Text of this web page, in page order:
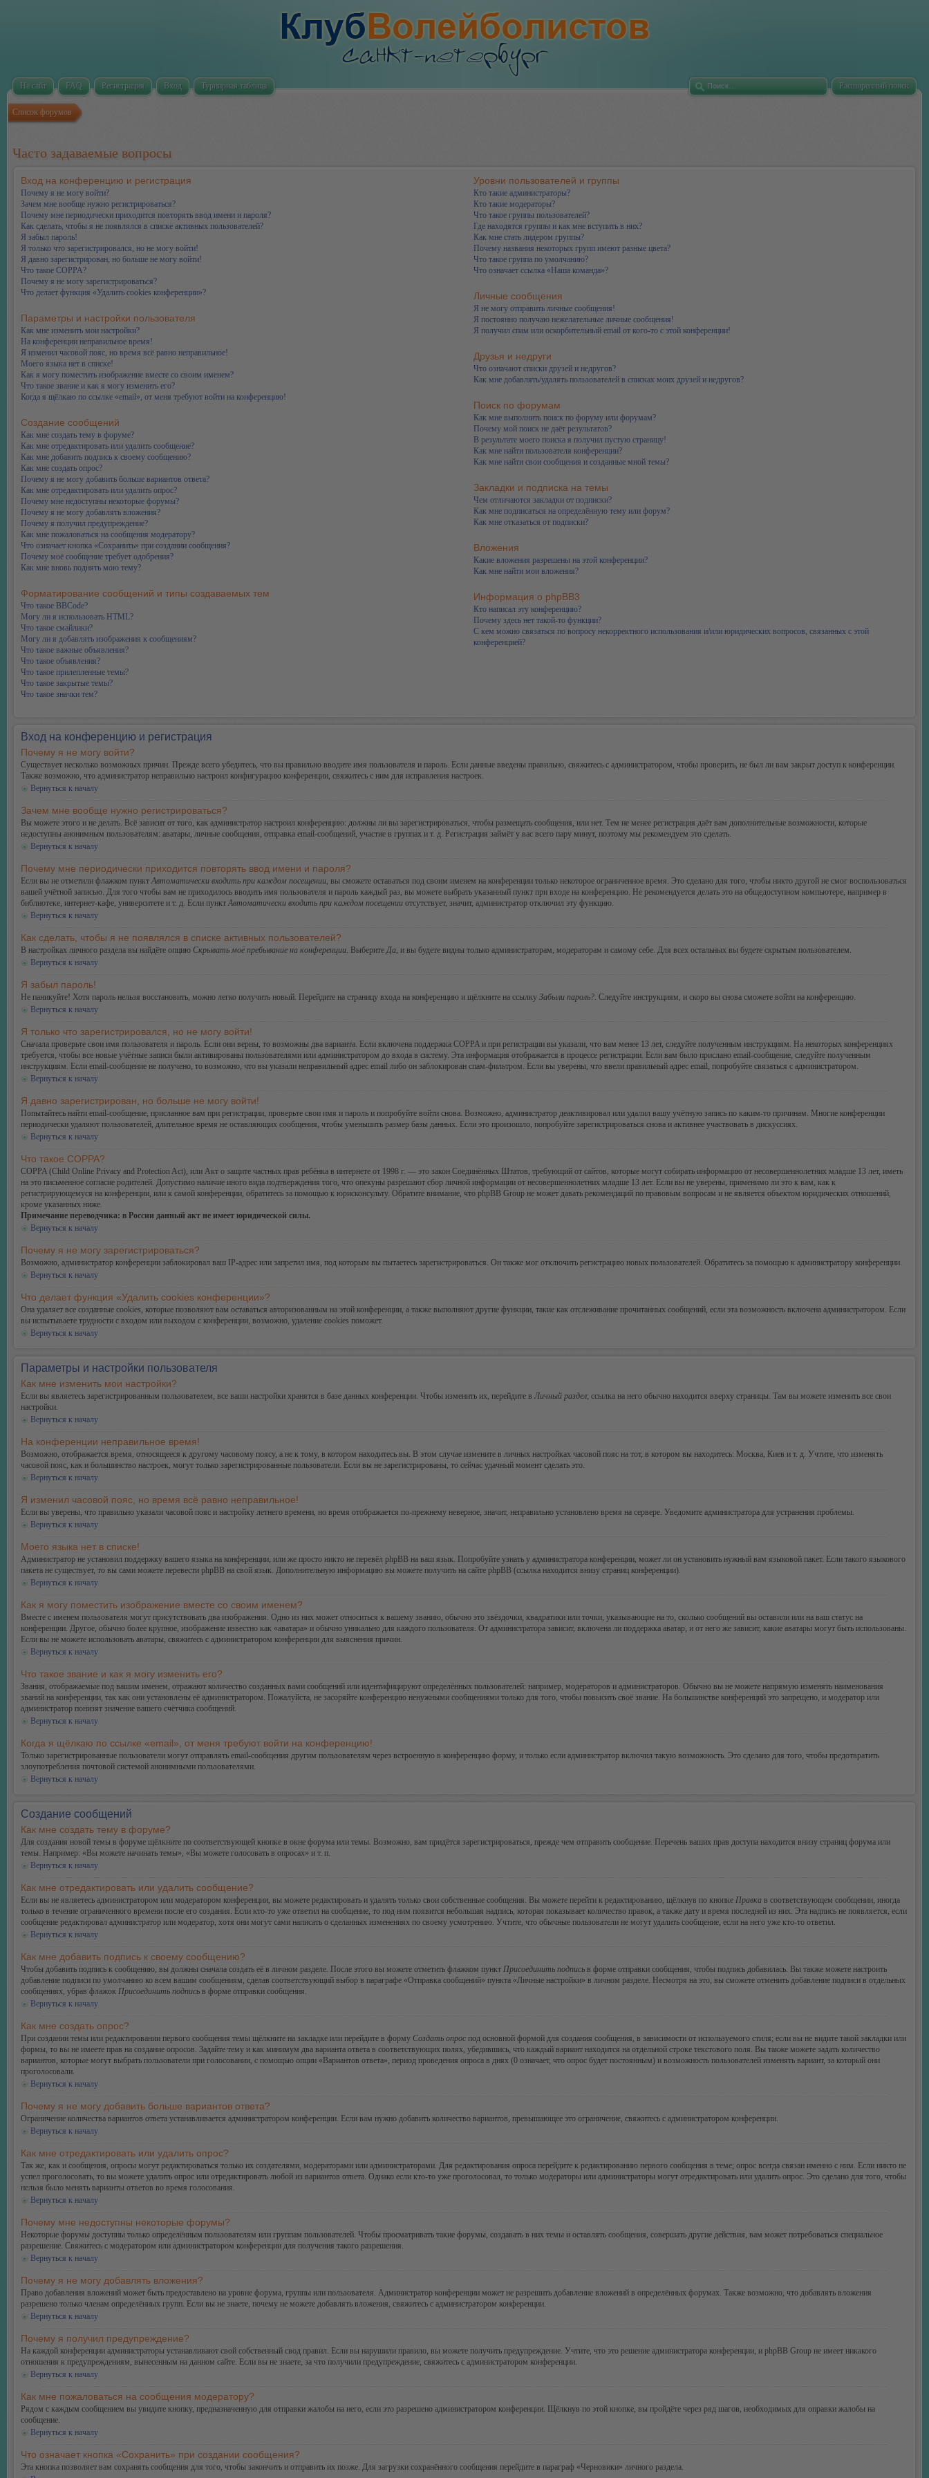
Расширенный поиск
На сайт FAQ Регистрация Вход Турнирная таблица
Список форумов
Часто задаваемые вопросы
Вход на конференцию и регистрация
Почему я не могу войти?
Зачем мне вообще нужно регистрироваться?
Почему мне периодически приходится повторять ввод имени и пароля?
Как сделать, чтобы я не появлялся в списке активных пользователей?
Я забыл пароль!
Я только что зарегистрировался, но не могу войти!
Я давно зарегистрирован, но больше не могу войти!
Что такое COPPA?
Почему я не могу зарегистрироваться?
Что делает функция «Удалить cookies конференции»?
Параметры и настройки пользователя
Как мне изменить мои настройки?
На конференции неправильное время!
Я изменил часовой пояс, но время всё равно неправильное!
Моего языка нет в списке!
Как я могу поместить изображение вместе со своим именем?
Что такое звание и как я могу изменить его?
Когда я щёлкаю по ссылке «email», от меня требуют войти на конференцию!
Создание сообщений
Как мне создать тему в форуме?
Как мне отредактировать или удалить сообщение?
Как мне добавить подпись к своему сообщению?
Как мне создать опрос?
Почему я не могу добавить больше вариантов ответа?
Как мне отредактировать или удалить опрос?
Почему мне недоступны некоторые форумы?
Почему я не могу добавлять вложения?
Почему я получил предупреждение?
Как мне пожаловаться на сообщения модератору?
Что означает кнопка «Сохранить» при создании сообщения?
Почему моё сообщение требует одобрения?
Как мне вновь поднять мою тему?
Форматирование сообщений и типы создаваемых тем
Что такое BBCode?
Могу ли я использовать HTML?
Что такое смайлики?
Могу ли я добавлять изображения к сообщениям?
Что такое важные объявления?
Что такое объявления?
Что такое прилепленные темы?
Что такое закрытые темы?
Что такое значки тем?
Уровни пользователей и группы
Кто такие администраторы?
Кто такие модераторы?
Что такое группы пользователей?
Где находятся группы и как мне вступить в них?
Как мне стать лидером группы?
Почему названия некоторых групп имеют разные цвета?
Что такое группа по умолчанию?
Что означает ссылка «Наша команда»?
Личные сообщения
Я не могу отправить личные сообщения!
Я постоянно получаю нежелательные личные сообщения!
Я получил спам или оскорбительный email от кого-то с этой конференции!
Друзья и недруги
Что означают списки друзей и недругов?
Как мне добавлять/удалять пользователей в списках моих друзей и недругов?
Поиск по форумам
Как мне выполнить поиск по форуму или форумам?
Почему мой поиск не даёт результатов?
В результате моего поиска я получил пустую страницу!
Как мне найти пользователя конференции?
Как мне найти свои сообщения и созданные мной темы?
Закладки и подписка на темы
Чем отличаются закладки от подписки?
Как мне подписаться на определённую тему или форум?
Как мне отказаться от подписки?
Вложения
Какие вложения разрешены на этой конференции?
Как мне найти мои вложения?
Информация о phpBB3
Кто написал эту конференцию?
Почему здесь нет такой-то функции?
С кем можно связаться по вопросу некорректного использования и/или юридических вопросов, связанных с этой
конференцией?
Вход на конференцию и регистрация
Почему я не могу войти?
Существует несколько возможных причин. Прежде всего убедитесь, что вы правильно вводите имя пользователя и пароль. Если данные введены правильно, свяжитесь с администратором, чтобы проверить, не был ли вам закрыт доступ к конференции.
Также возможно, что администратор неправильно настроил конфигурацию конференции, свяжитесь с ним для исправления настроек.
Вернуться к началу
Зачем мне вообще нужно регистрироваться?
Вы можете этого и не делать. Всё зависит от того, как администратор настроил конференцию: должны ли вы зарегистрироваться, чтобы размещать сообщения, или нет. Тем не менее регистрация даёт вам дополнительные возможности, которые
недоступны анонимным пользователям: аватары, личные сообщения, отправка email-сообщений, участие в группах и т. д. Регистрация займёт у вас всего пару минут, поэтому мы рекомендуем это сделать.
Вернуться к началу
Почему мне периодически приходится повторять ввод имени и пароля?
Если вы не отметили флажком пункт Автоматически входить при каждом посещении, вы сможете оставаться под своим именем на конференции только некоторое ограниченное время. Это сделано для того, чтобы никто другой не смог воспользоваться
вашей учётной записью. Для того чтобы вам не приходилось вводить имя пользователя и пароль каждый раз, вы можете выбрать указанный пункт при входе на конференцию. Не рекомендуется делать это на общедоступном компьютере, например в
библиотеке, интернет-кафе, университете и т. д. Если пункт Автоматически входить при каждом посещении отсутствует, значит, администратор отключил эту функцию.
Вернуться к началу
Как сделать, чтобы я не появлялся в списке активных пользователей?
В настройках личного раздела вы найдёте опцию Скрывать моё пребывание на конференции. Выберите Да, и вы будете видны только администраторам, модераторам и самому себе. Для всех остальных вы будете скрытым пользователем.
Вернуться к началу
Я забыл пароль!
Не паникуйте! Хотя пароль нельзя восстановить, можно легко получить новый. Перейдите на страницу входа на конференцию и щёлкните на ссылку Забыли пароль?. Следуйте инструкциям, и скоро вы снова сможете войти на конференцию.
Вернуться к началу
Я только что зарегистрировался, но не могу войти!
Сначала проверьте свои имя пользователя и пароль. Если они верны, то возможны два варианта. Если включена поддержка COPPA и при регистрации вы указали, что вам менее 13 лет, следуйте полученным инструкциям. На некоторых конференциях
требуется, чтобы все новые учётные записи были активированы пользователями или администратором до входа в систему. Эта информация отображается в процессе регистрации. Если вам было прислано email-сообщение, следуйте полученным
инструкциям. Если email-сообщение не получено, то возможно, что вы указали неправильный адрес email либо он заблокирован спам-фильтром. Если вы уверены, что ввели правильный адрес email, попробуйте связаться с администратором.
Вернуться к началу
Я давно зарегистрирован, но больше не могу войти!
Попытайтесь найти email-сообщение, присланное вам при регистрации, проверьте свои имя и пароль и попробуйте войти снова. Возможно, администратор деактивировал или удалил вашу учётную запись по каким-то причинам. Многие конференции
периодически удаляют пользователей, длительное время не оставляющих сообщения, чтобы уменьшить размер базы данных. Если это произошло, попробуйте зарегистрироваться снова и активнее участвовать в дискуссиях.
Вернуться к началу
Что такое COPPA?
COPPA (Child Online Privacy and Protection Act), или Акт о защите частных прав ребёнка в интернете от 1998 г. — это закон Соединённых Штатов, требующий от сайтов, которые могут собирать информацию от несовершеннолетних младше 13 лет, иметь
на это письменное согласие родителей. Допустимо наличие иного вида подтверждения того, что опекуны разрешают сбор личной информации от несовершеннолетних младше 13 лет. Если вы не уверены, применимо ли это к вам, как к
регистрирующемуся на конференции, или к самой конференции, обратитесь за помощью к юрисконсульту. Обратите внимание, что phpBB Group не может давать рекомендаций по правовым вопросам и не является объектом юридических отношений,
кроме указанных ниже.
Примечание переводчика: в России данный акт не имеет юридической силы.
Вернуться к началу
Почему я не могу зарегистрироваться?
Возможно, администратор конференции заблокировал ваш IP-адрес или запретил имя, под которым вы пытаетесь зарегистрироваться. Он также мог отключить регистрацию новых пользователей. Обратитесь за помощью к администратору конференции.
Вернуться к началу
Что делает функция «Удалить cookies конференции»?
Она удаляет все созданные cookies, которые позволяют вам оставаться авторизованным на этой конференции, а также выполняют другие функции, такие как отслеживание прочитанных сообщений, если эта возможность включена администратором. Если
вы испытываете трудности с входом или выходом с конференции, возможно, удаление cookies поможет.
Вернуться к началу
Параметры и настройки пользователя
Как мне изменить мои настройки?
Если вы являетесь зарегистрированным пользователем, все ваши настройки хранятся в базе данных конференции. Чтобы изменить их, перейдите в Личный раздел; ссылка на него обычно находится вверху страницы. Там вы можете изменить все свои
настройки.
Вернуться к началу
На конференции неправильное время!
Возможно, отображается время, относящееся к другому часовому поясу, а не к тому, в котором находитесь вы. В этом случае измените в личных настройках часовой пояс на тот, в котором вы находитесь: Москва, Киев и т. д. Учтите, что изменять
часовой пояс, как и большинство настроек, могут только зарегистрированные пользователи. Если вы не зарегистрированы, то сейчас удачный момент сделать это.
Вернуться к началу
Я изменил часовой пояс, но время всё равно неправильное!
Если вы уверены, что правильно указали часовой пояс и настройку летнего времени, но время отображается по-прежнему неверное, значит, неправильно установлено время на сервере. Уведомите администратора для устранения проблемы.
Вернуться к началу
Моего языка нет в списке!
Администратор не установил поддержку вашего языка на конференции, или же просто никто не перевёл phpBB на ваш язык. Попробуйте узнать у администратора конференции, может ли он установить нужный вам языковой пакет. Если такого языкового
пакета не существует, то вы сами можете перевести phpBB на свой язык. Дополнительную информацию вы можете получить на сайте phpBB (ссылка находится внизу страниц конференции).
Вернуться к началу
Как я могу поместить изображение вместе со своим именем?
Вместе с именем пользователя могут присутствовать два изображения. Одно из них может относиться к вашему званию, обычно это звёздочки, квадратики или точки, указывающие на то, сколько сообщений вы оставили или на ваш статус на
конференции. Другое, обычно более крупное, изображение известно как «аватара» и обычно уникально для каждого пользователя. От администратора зависит, включена ли поддержка аватар, и от него же зависит, какие аватары могут быть использованы.
Если вы не можете использовать аватары, свяжитесь с администратором конференции для выяснения причин.
Вернуться к началу
Что такое звание и как я могу изменить его?
Звания, отображаемые под вашим именем, отражают количество созданных вами сообщений или идентифицируют определённых пользователей: например, модераторов и администраторов. Обычно вы не можете напрямую изменять наименования
званий на конференции, так как они установлены её администратором. Пожалуйста, не засоряйте конференцию ненужными сообщениями только для того, чтобы повысить своё звание. На большинстве конференций это запрещено, и модератор или
администратор понизят значение вашего счётчика сообщений.
Вернуться к началу
Когда я щёлкаю по ссылке «email», от меня требуют войти на конференцию!
Только зарегистрированные пользователи могут отправлять email-сообщения другим пользователям через встроенную в конференцию форму, и только если администратор включил такую возможность. Это сделано для того, чтобы предотвратить
злоупотребления почтовой системой анонимными пользователями.
Вернуться к началу
Создание сообщений
Как мне создать тему в форуме?
Для создания новой темы в форуме щёлкните по соответствующей кнопке в окне форума или темы. Возможно, вам придётся зарегистрироваться, прежде чем отправить сообщение. Перечень ваших прав доступа находится внизу страниц форума или
темы. Например: «Вы можете начинать темы», «Вы можете голосовать в опросах» и т. п.
Вернуться к началу
Как мне отредактировать или удалить сообщение?
Если вы не являетесь администратором или модератором конференции, вы можете редактировать и удалять только свои собственные сообщения. Вы можете перейти к редактированию, щёлкнув по кнопке Правка в соответствующем сообщении, иногда
только в течение ограниченного времени после его создания. Если кто-то уже ответил на сообщение, то под ним появится небольшая надпись, которая показывает количество правок, а также дату и время последней из них. Эта надпись не появляется, если
сообщение редактировал администратор или модератор, хотя они могут сами написать о сделанных изменениях по своему усмотрению. Учтите, что обычные пользователи не могут удалить сообщение, если на него уже кто-то ответил.
Вернуться к началу
Как мне добавить подпись к своему сообщению?
Чтобы добавить подпись к сообщению, вы должны сначала создать её в личном разделе. После этого вы можете отметить флажком пункт Присоединить подпись в форме отправки сообщения, чтобы подпись добавилась. Вы также можете настроить
добавление подписи по умолчанию ко всем вашим сообщениям, сделав соответствующий выбор в параграфе «Отправка сообщений» пункта «Личные настройки» в личном разделе. Несмотря на это, вы сможете отменить добавление подписи в отдельных
сообщениях, убрав флажок Присоединить подпись в форме отправки сообщения.
Вернуться к началу
Как мне создать опрос?
При создании темы или редактировании первого сообщения темы щёлкните на закладке или перейдите в форму Создать опрос под основной формой для создания сообщения, в зависимости от используемого стиля; если вы не видите такой закладки или
формы, то вы не имеете прав на создание опросов. Задайте тему и как минимум два варианта ответа в соответствующих полях, убедившись, что каждый вариант находится на отдельной строке текстового поля. Вы также можете задать количество
вариантов, которые могут выбрать пользователи при голосовании, с помощью опции «Вариантов ответа», период проведения опроса в днях (0 означает, что опрос будет постоянным) и возможность пользователей изменять вариант, за который они
проголосовали.
Вернуться к началу
Почему я не могу добавить больше вариантов ответа?
Ограничение количества вариантов ответа устанавливается администратором конференции. Если вам нужно добавить количество вариантов, превышающее это ограничение, свяжитесь с администратором конференции.
Вернуться к началу
Как мне отредактировать или удалить опрос?
Так же, как и сообщения, опросы могут редактироваться только их создателями, модераторами или администраторами. Для редактирования опроса перейдите к редактированию первого сообщения в теме; опрос всегда связан именно с ним. Если никто не
успел проголосовать, то вы можете удалить опрос или отредактировать любой из вариантов ответа. Однако если кто-то уже проголосовал, то только модераторы или администраторы могут отредактировать или удалить опрос. Это сделано для того, чтобы
нельзя было менять варианты ответов во время голосования.
Вернуться к началу
Почему мне недоступны некоторые форумы?
Некоторые форумы доступны только определённым пользователям или группам пользователей. Чтобы просматривать такие форумы, создавать в них темы и оставлять сообщения, совершать другие действия, вам может потребоваться специальное
разрешение. Свяжитесь с модератором или администратором конференции для получения такого разрешения.
Вернуться к началу
Почему я не могу добавлять вложения?
Право добавления вложений может быть предоставлено на уровне форума, группы или пользователя. Администратор конференции может не разрешить добавление вложений в определённых форумах. Также возможно, что добавлять вложения
разрешено только членам определённых групп. Если вы не знаете, почему не можете добавлять вложения, свяжитесь с администратором конференции.
Вернуться к началу
Почему я получил предупреждение?
На каждой конференции администраторы устанавливают свой собственный свод правил. Если вы нарушили правило, вы можете получить предупреждение. Учтите, что это решение администратора конференции, и phpBB Group не имеет никакого
отношения к предупреждениям, вынесенным на данном сайте. Если вы не знаете, за что получили предупреждение, свяжитесь с администратором конференции.
Вернуться к началу
Как мне пожаловаться на сообщения модератору?
Рядом с каждым сообщением вы увидите кнопку, предназначенную для отправки жалобы на него, если это разрешено администратором конференции. Щёлкнув по этой кнопке, вы пройдёте через ряд шагов, необходимых для оправки жалобы на
сообщение.
Вернуться к началу
Что означает кнопка «Сохранить» при создании сообщения?
Эта кнопка позволяет вам сохранять сообщения для того, чтобы закончить и отправить их позже. Для загрузки сохранённого сообщения перейдите в параграф «Черновики» личного раздела.